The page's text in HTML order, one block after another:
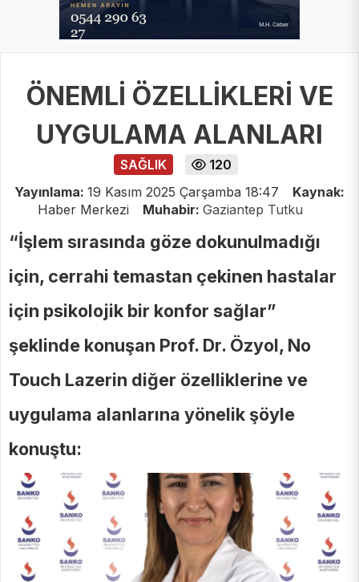
ÖNEMLİ ÖZELLİKLERİ VE
UYGULAMA ALANLARI
SAĞLIK
120
Yayınlama: 19 Kasım 2025 Çarşamba 18:47
Kaynak:
Haber Merkezi
Muhabir: Gaziantep Tutku
“İşlem sırasında göze dokunulmadığı
için, cerrahi temastan çekinen hastalar
için psikolojik bir konfor sağlar”
şeklinde konuşan Prof. Dr. Özyol, No
Touch Lazerin diğer özelliklerine ve
uygulama alanlarına yönelik şöyle
konuştu: